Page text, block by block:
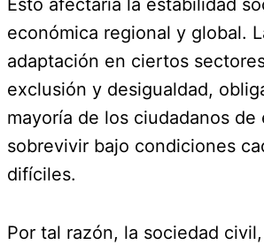
Esto afectaría la estabilidad
económica regional y global.
adaptación en ciertos
exclusión y desigualdad,
mayoría de los ciudadanos de
sobrevivir bajo condiciones
difíciles.
Por tal razón, la sociedad